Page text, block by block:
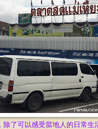
了可以感受當地人的日常